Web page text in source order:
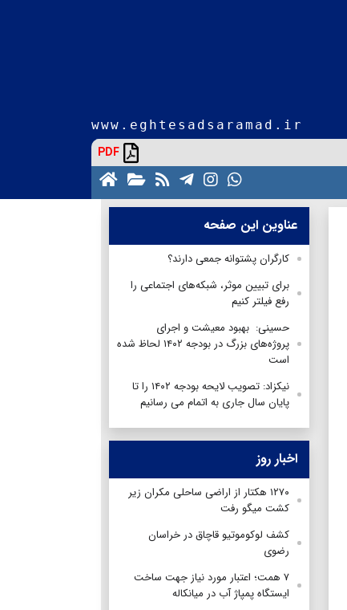
www.eghtesadsaramad.ir
PDF
عناوین این صفحه
کارگران پشتوانه جمعی دارند؟
برای تبیین موثر، شبکه‌های اجتماعی را
رفع فیلتر کنیم
حسینی: بهبود معیشت و اجرای
پروژه‌های بزرگ در بودجه ۱۴۰۲ لحاظ شده
است
نیکزاد: تصویب لایحه بودجه ۱۴۰۲ را تا
پایان سال جاری به اتمام می رسانیم
اخبار روز
۱۲۷۰ هکتار از اراضی ساحلی مکران زیر
کشت میگو رفت
کشف لوکوموتیو قاچاق در خراسان
رضوی
۷ همت؛ اعتبار مورد نیاز جهت ساخت
ایستگاه پمپاژ آب در میانکاله